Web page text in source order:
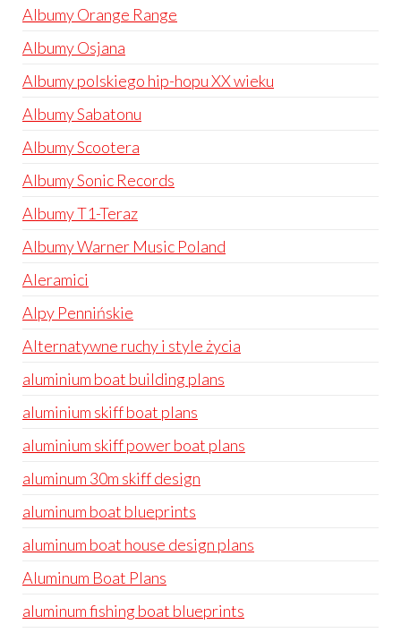
Albumy Orange Range
Albumy Osjana
Albumy polskiego hip-hopu XX wieku
Albumy Sabatonu
Albumy Scootera
Albumy Sonic Records
Albumy T1-Teraz
Albumy Warner Music Poland
Aleramici
Alpy Pennińskie
Alternatywne ruchy i style życia
aluminium boat building plans
aluminium skiff boat plans
aluminium skiff power boat plans
aluminum 30m skiff design
aluminum boat blueprints
aluminum boat house design plans
Aluminum Boat Plans
aluminum fishing boat blueprints